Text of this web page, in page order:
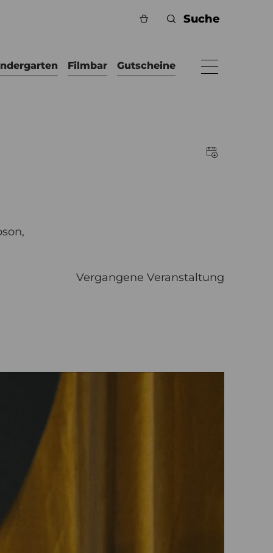
Filmbar Gutscheine
Vergangene Veranstaltung